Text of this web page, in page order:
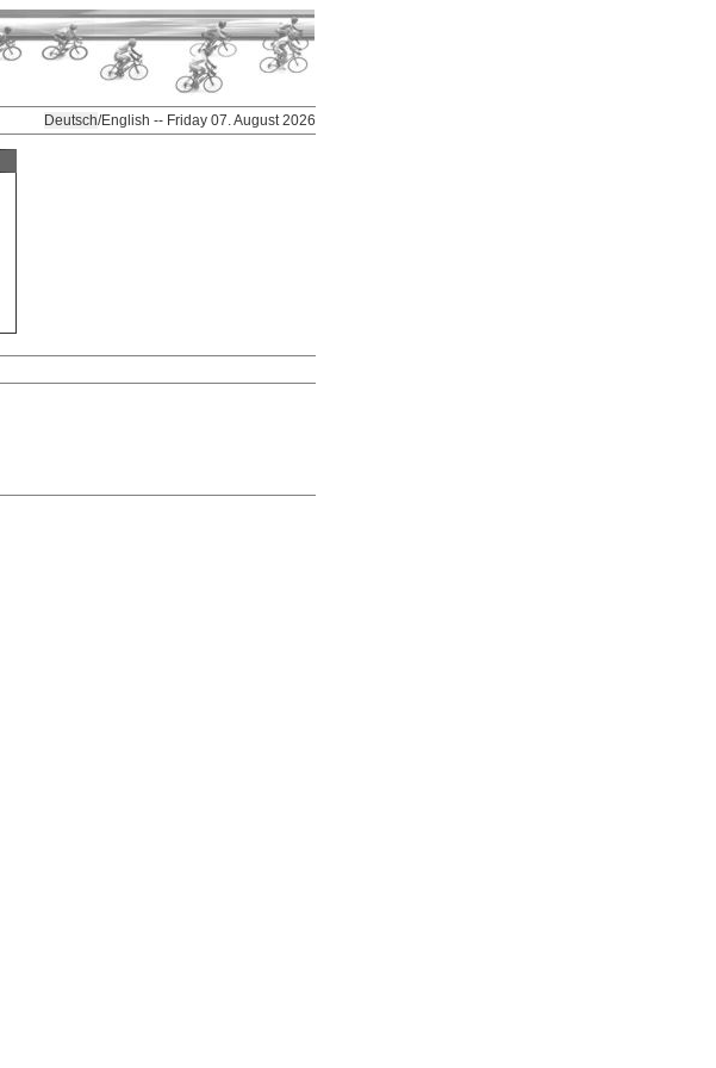
Deutsch/English -- Friday 07. August 2026